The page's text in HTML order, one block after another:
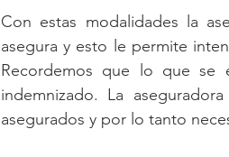
Con estas modalidades la
asegura y esto le permite
Recordemos que lo que se
indemnizado. La
asegurados y por lo tanto